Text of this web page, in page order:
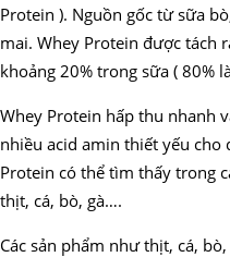
Protein ). Nguồn gốc từ sữa
mai. Whey Protein được tách
khoảng 20% trong sữa ( 80%
Whey Protein hấp thu nhanh
nhiều acid amin thiết yếu
Protein có thể tìm thấy trong
thịt, cá, bò, gà….
Các sản phẩm như thịt, cá,